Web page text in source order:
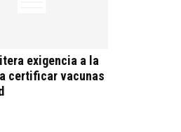
exigencia a la
certificar vacunas